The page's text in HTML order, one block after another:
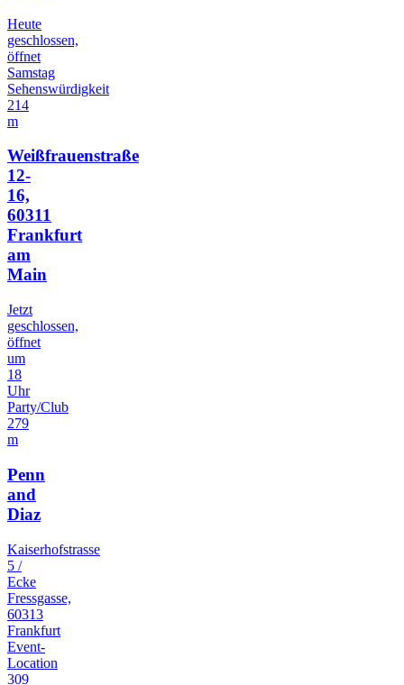
Heute
geschlossen,
öffnet
Samstag
Sehenswürdigkeit
214
m
Weißfrauenstraße
12-
16,
60311
Frankfurt
am
Main
Jetzt
geschlossen,
öffnet
um
18
Uhr
Party/Club
279
m
Penn
and
Diaz
Kaiserhofstrasse
5 /
Ecke
Fressgasse,
60313
Frankfurt
Event-
Location
309